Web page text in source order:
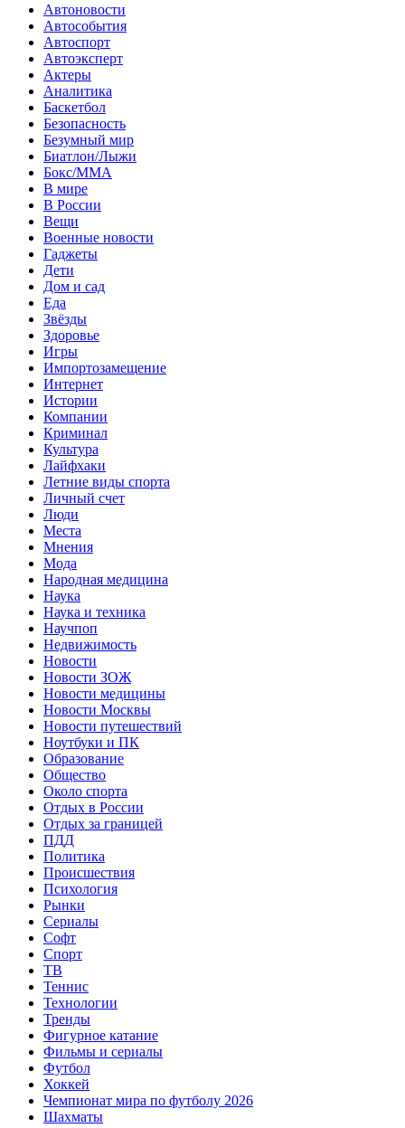
Автоновости
Автособытия
Автоспорт
Автоэксперт
Актеры
Аналитика
Баскетбол
Безопасность
Безумный мир
Биатлон/Лыжи
Бокс/MMA
В мире
В России
Вещи
Военные новости
Гаджеты
Дети
Дом и сад
Еда
Звёзды
Здоровье
Игры
Импортозамещение
Интернет
Истории
Компании
Криминал
Культура
Лайфхаки
Летние виды спорта
Личный счет
Люди
Места
Мнения
Мода
Народная медицина
Наука
Наука и техника
Научпоп
Недвижимость
Новости
Новости ЗОЖ
Новости медицины
Новости Москвы
Новости путешествий
Ноутбуки и ПК
Образование
Общество
Около спорта
Отдых в России
Отдых за границей
ПДД
Политика
Происшествия
Психология
Рынки
Сериалы
Софт
Спорт
ТВ
Теннис
Технологии
Тренды
Фигурное катание
Фильмы и сериалы
Футбол
Хоккей
Чемпионат мира по футболу 2026
Шахматы